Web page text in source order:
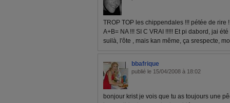
TROP TOP les chippendales !!! pétée de rire
A+B= NA !!! SI C VRAI !!!!! Et pi dabord, jai
suilà, l'ôte , mais kan même, ça srespecte,
bbafrique
publié le 15/04/2008 à 18:02
bonjour krist je vois que tu as toujours une